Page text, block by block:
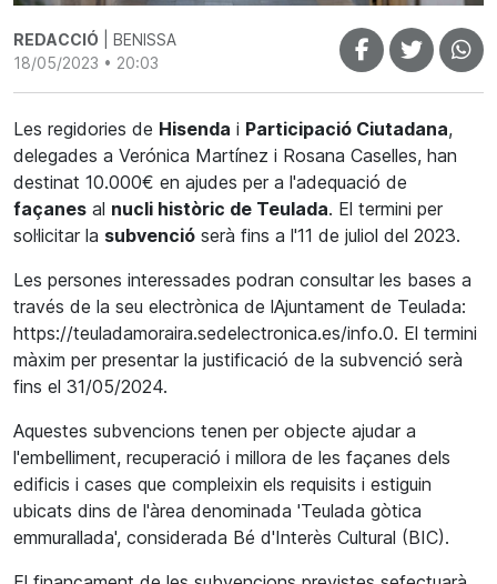
REDACCIÓ | BENISSA
18/05/2023 • 20:03
Les regidories de Hisenda i Participació Ciutadana,
delegades a Verónica Martínez i Rosana Caselles, han
destinat 10.000€ en ajudes per a l'adequació de
façanes al nucli històric de Teulada. El termini per
sol·licitar la subvenció serà fins a l'11 de juliol del 2023.
Les persones interessades podran consultar les bases a
través de la seu electrònica de lAjuntament de Teulada:
https://teuladamoraira.sedelectronica.es/info.0. El termini
màxim per presentar la justificació de la subvenció serà
fins el 31/05/2024.
Aquestes subvencions tenen per objecte ajudar a
l'embelliment, recuperació i millora de les façanes dels
edificis i cases que compleixin els requisits i estiguin
ubicats dins de l'àrea denominada 'Teulada gòtica
emmurallada', considerada Bé d'Interès Cultural (BIC).